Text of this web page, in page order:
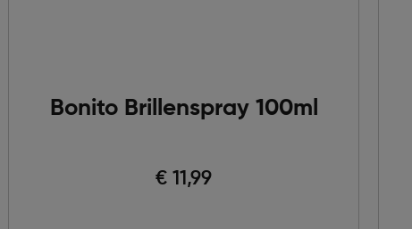
Bonito Brillenspray 100ml
€ 11,99